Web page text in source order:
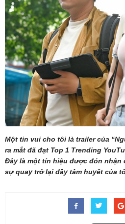
Một tin vui cho tôi là trailer của
ra mắt đã đạt Top 1 Trending
Đây là một tín hiệu được đón nhận
sự quay trở lại đầy tâm huyết của